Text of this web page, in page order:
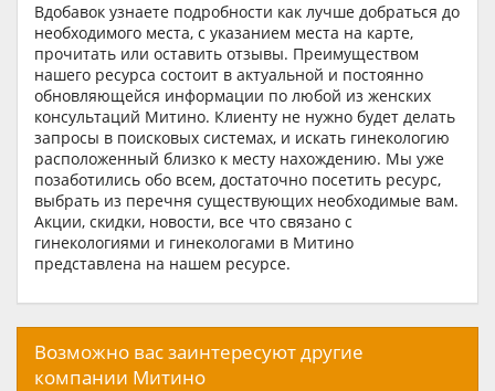
Вдобавок узнаете подробности как лучше добраться до
необходимого места, с указанием места на карте,
прочитать или оставить отзывы. Преимуществом
нашего ресурса состоит в актуальной и постоянно
обновляющейся информации по любой из женских
консультаций Митино. Клиенту не нужно будет делать
запросы в поисковых системах, и искать гинекологию
расположенный близко к месту нахождению. Мы уже
позаботились обо всем, достаточно посетить ресурс,
выбрать из перечня существующих необходимые вам.
Акции, скидки, новости, все что связано с
гинекологиями и гинекологами в Митино
представлена на нашем ресурсе.
Возможно вас заинтересуют другие
компании Митино